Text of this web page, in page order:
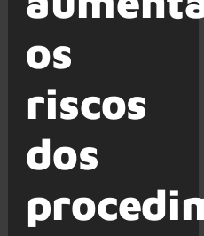
os
riscos
dos